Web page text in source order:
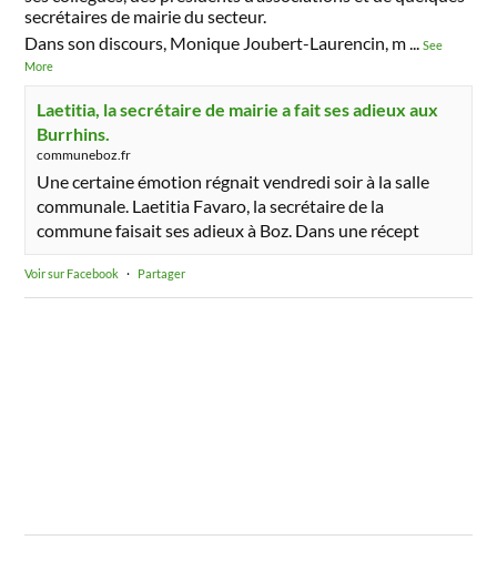
secrétaires de mairie du secteur.
Dans son discours, Monique Joubert-Laurencin, m...See
More
Laetitia, la secrétaire de mairie a fait ses adieux aux
Burrhins.
communeboz.fr
Une certaine émotion régnait vendredi soir à la salle
communale. Laetitia Favaro, la secrétaire de la
commune faisait ses adieux à Boz. Dans une récept
Voir sur Facebook · Partager